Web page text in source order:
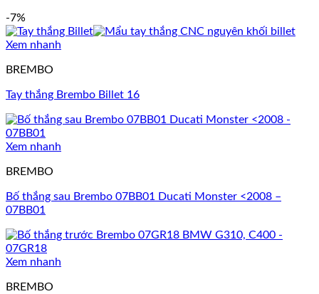
-7%
Xem nhanh
BREMBO
Tay thắng Brembo Billet 16
Xem nhanh
BREMBO
Bố thắng sau Brembo 07BB01 Ducati Monster <2008 –
07BB01
Xem nhanh
BREMBO